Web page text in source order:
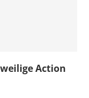
Action